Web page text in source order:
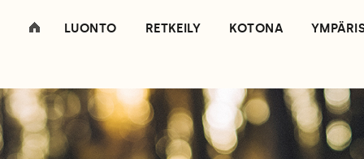
LUONTO RETKEILY KOTONA